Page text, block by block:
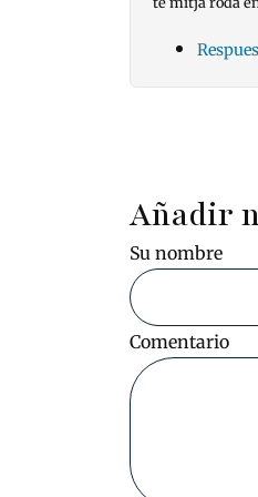
Añadir
Su nombre
Comentario